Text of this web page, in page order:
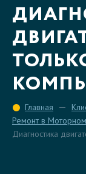
Главная
Ремонт в
Диагностика